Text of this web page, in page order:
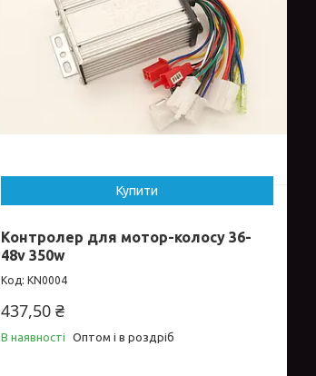
Купити
Контролер для мотор-колосу 36-
48v 350w
KN0004
437,50 ₴
В наявності Оптом і в роздріб